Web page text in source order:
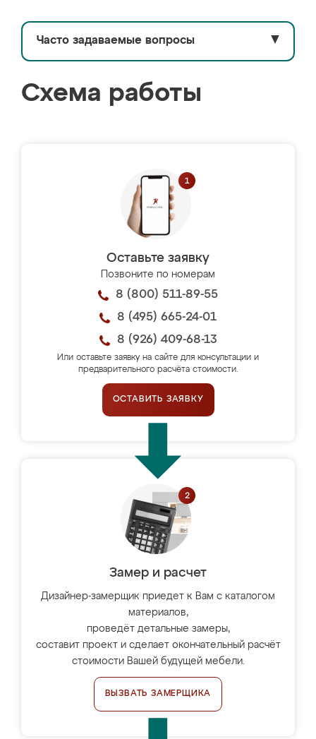
Часто задаваемые вопросы ▼
Схема работы
Оставьте заявку
Позвоните по номерам
8 (800) 511-89-55
8 (495) 665-24-01
8 (926) 409-68-13
Или оставьте заявку на сайте для консультации и
предварительного расчёта стоимости.
ОСТАВИТЬ ЗАЯВКУ
Замер и расчет
Дизайнер-замерщик приедет к Вам с каталогом
материалов,
проведёт детальные замеры,
составит проект и сделает окончательный расчёт
стоимости Вашей будущей мебели.
ВЫЗВАТЬ ЗАМЕРЩИКА